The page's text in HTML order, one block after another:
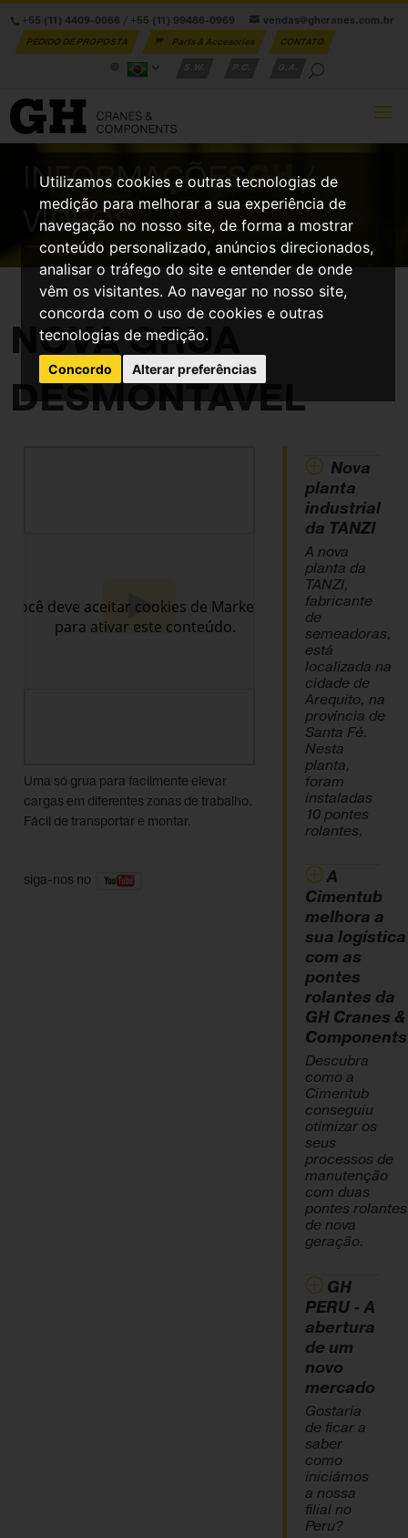
Utilizamos cookies e outras tecnologias de
medição para melhorar a sua experiência de
navegação no nosso site, de forma a mostrar
conteúdo personalizado, anúncios direcionados,
analisar o tráfego do site e entender de onde
vêm os visitantes. Ao navegar no nosso site,
concorda com o uso de cookies e outras
tecnologias de medição.
Concordo Alterar preferências
+55 (11) 4409-0066 +55 (11) 99486-0969 vendas@ghcranes.com.br
PEDIDO DE PROPOSTA Parts & Accesories
CONTATO
INFORMAÇÕESGH/
VÍDEOS
NOVA GRUA
DESMONTÁVEL
Uma só grua para facilmente elevar
cargas em diferentes zonas de trabalho.
Fácil de transportar e montar.
siga-nos no
Nova
planta
industrial
da TANZI
A nova
planta da
TANZI,
fabricante
de
semeadoras,
está
localizada na
cidade de
Arequito, na
província de
Santa Fé.
Nesta
planta,
foram
instaladas
10 pontes
rolantes.
A
Cimentub
melhora a
sua logística
com as
pontes
rolantes da
GH Cranes &
Components
Descubra
como a
Cimentub
conseguiu
otimizar os
seus
processos de
manutenção
com duas
pontes rolantes
de nova
geração.
GH
PERU - A
abertura
de um
novo
mercado
Gostaria
de ficar a
saber
como
iniciámos
a nossa
filial no
Peru?